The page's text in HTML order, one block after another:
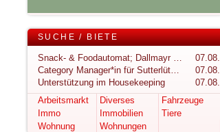
SUCHE / BIETE
Snack- & Foodautomat; Dallmayr S150
07.08.
Category Manager*in für Sutterlüty gesucht
07.08.
Unterstützung im Housekeeping
07.08.
Arbeitsmarkt
Diverses
Fahrzeuge
Immo
Immobilien
Tiere
Wohnung
Wohnungen